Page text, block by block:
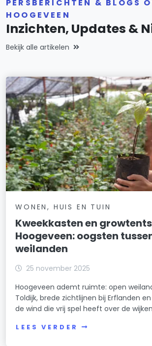
PERSBERICHTEN & BLOGS
HOOGEVEEN
Inzichten, Updates &
Bekijk alle artikelen
WONEN, HUIS EN TUIN
Kweekkasten en
Hoogeveen: oogsten
weilanden
25 november 2025
Hoogeveen ademt ruimte: open
Toldijk, brede zichtlijnen bij Erflanden
de wind die vrij spel heeft over de
LEES VERDER